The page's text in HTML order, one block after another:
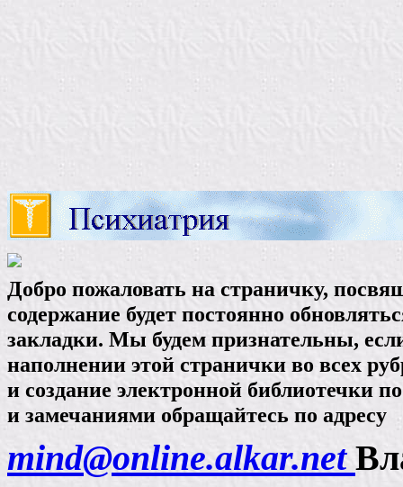
Добро пожаловать на страничку,
содержание будет постоянно
закладки. Мы будем признательны,
наполнении этой странички во всех
и создание электронной библиотечки
и замечаниями обращайтесь по адресу
mind@online.alkar.net